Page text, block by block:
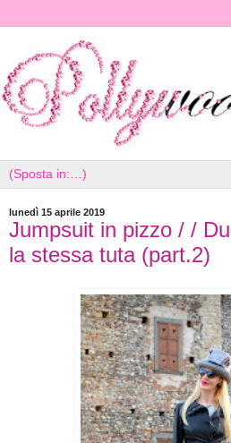
lunedì 15 aprile 2019
Jumpsuit in pizzo / /
la stessa tuta (part.2)